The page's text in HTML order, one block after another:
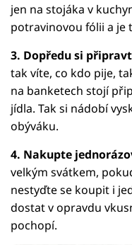
jen na stojáka v
potravinovou fólii a je
3. Dopředu si
tak víte, co kdo pije,
na banketech stojí
jídla. Tak si nádobí
obýváku.
4. Nakupte
velkým svátkem,
nestyďte se koupit i
dostat v opravdu
pochopí.